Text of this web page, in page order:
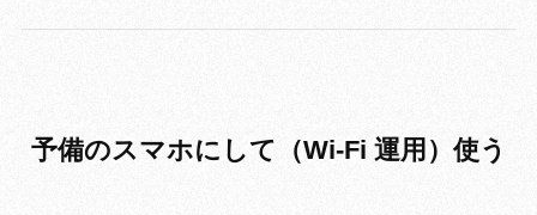
予備のスマホにして（Wi-Fi 運用）使う